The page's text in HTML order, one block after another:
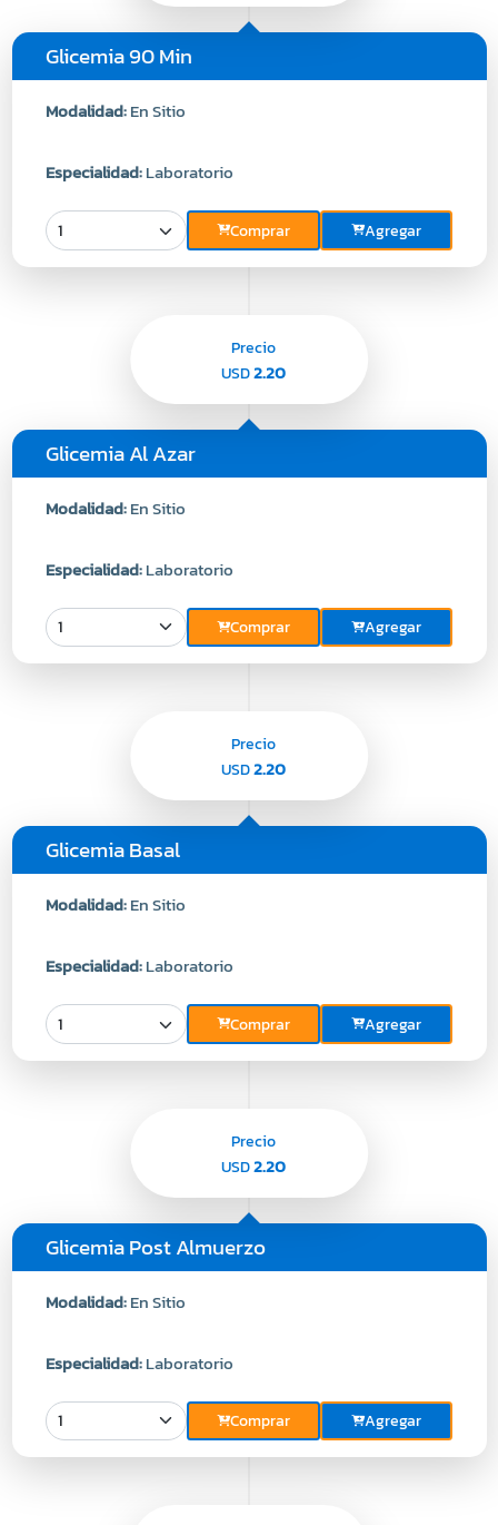
Glicemia 90 Min
Modalidad:En Sitio
Especialidad:Laboratorio
Comprar Agregar
Glicemia Al Azar
Modalidad:En Sitio
Especialidad:Laboratorio
Comprar Agregar
Precio
USD2.20
Glicemia Basal
Modalidad:En Sitio
Especialidad:Laboratorio
Comprar Agregar
Precio
USD2.20
Glicemia Post Almuerzo
Modalidad:En Sitio
Especialidad:Laboratorio
Comprar Agregar
Precio
USD2.20